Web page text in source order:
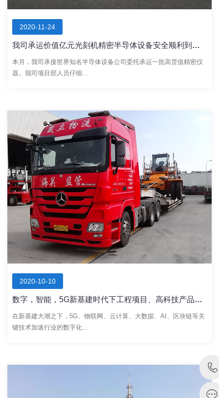
2020-11-24
我司承运价值亿元光刻机精密半导体设备安全顺利到达目的地
本月，我司承接世界知名半导体设备公司委托承运一批高货值精密仪
器。我司项目部人员仔细...
2020-10-10
数字，智能，5G新基建时代下工程项目、高科技产品物流的发展升级
在新基建大潮之下，5G、物联网、云计算、大数据、AI、区块链等关
键技术加速行业的数字化...